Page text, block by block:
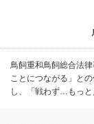
鳥飼重和鳥飼総合法
ことにつながる」と
し、「戦わず…もっと